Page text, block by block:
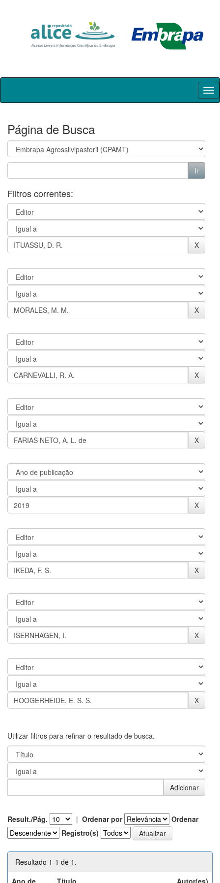
Skip
Página de Busca
Filtros correntes:
Utilizar filtros para refinar o resultado de busca.
Result./Pág. | Ordenar por
Ordenar
Registro(s)
Resultado 1-1 de 1.
Ano de
Título Autor(es)